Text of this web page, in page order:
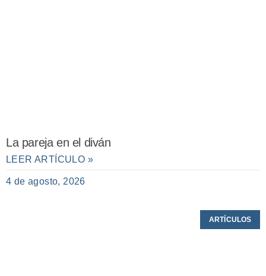
La pareja en el diván
LEER ARTÍCULO »
4 de agosto, 2026
ARTÍCULOS